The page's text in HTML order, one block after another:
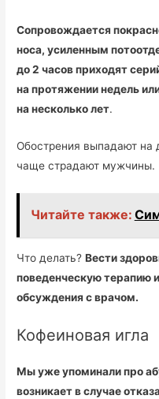
Сопровождается
носа, усиленным
до 2 часов приходят
на протяжении недель
на несколько лет.
Обострения выпадают на
чаще страдают мужчины.
Читайте также:
Что делать?Вести
поведенческую терапию
обсуждения с врачом.
Кофеиновая игла
Мы уже упоминали про
возникает в случае